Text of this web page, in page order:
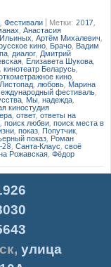
Фестивали Метки: 2017
Анастасия
Артём Михалевич
кино Брачо Вадим
диалог Дмитрий
Елизавета Шукова
кинотеатр Беларусь
кино
Листопад любовь Марина
фестиваль
Мы, надежда
киностудия
ответ, ответы на
,поиск любви поиск места в
показ Попутчик
показ Роман
28 Санта-Клаус своё
Рожавская Фёдор
, улица